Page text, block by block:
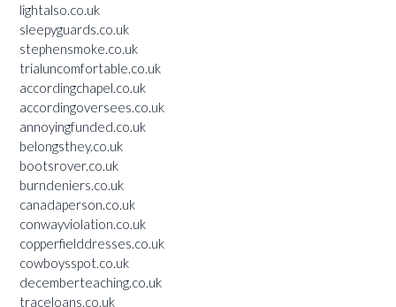
lightalso.co.uk
sleepyguards.co.uk
stephensmoke.co.uk
trialuncomfortable.co.uk
accordingchapel.co.uk
accordingoversees.co.uk
annoyingfunded.co.uk
belongsthey.co.uk
bootsrover.co.uk
burndeniers.co.uk
canadaperson.co.uk
conwayviolation.co.uk
copperfielddresses.co.uk
cowboysspot.co.uk
decemberteaching.co.uk
traceloans.co.uk